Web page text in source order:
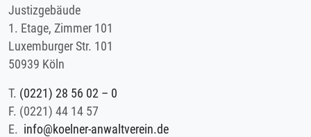
Justizgebäude
1. Etage, Zimmer 101
Luxemburger Str. 101
50939 Köln
T. (0221) 28 56 02 – 0
F. (0221) 44 14 57
E. info@koelner-anwaltverein.de